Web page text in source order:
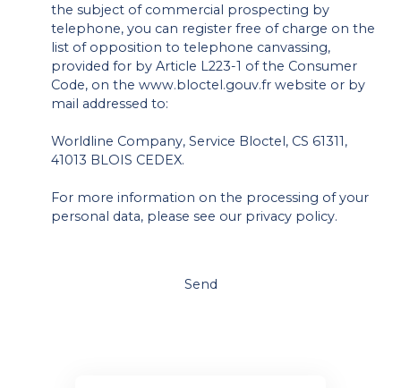
the subject of commercial prospecting by
telephone, you can register free of charge on the
list of opposition to telephone canvassing,
provided for by Article L223-1 of the Consumer
Code, on the www.bloctel.gouv.fr website or by
mail addressed to:
Worldline Company, Service Bloctel, CS 61311,
41013 BLOIS CEDEX.
For more information on the processing of your
personal data, please see our privacy policy.
Send